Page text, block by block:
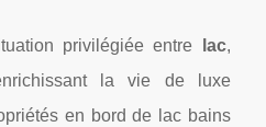
privilégiée entre lac,
la vie de luxe
en bord de lac bains